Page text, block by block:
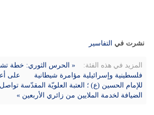
نشرت في التفاسیر
المزيد في هذه الفئة:
« الحرس الثوري: خطة
فلسطينية وإسرائيلية مؤامرة شيطانية
على
للإمام الحسين (ع) ؛ العتبة العلويّة المقدّسة
الضيافة لخدمة الملايين من زائري الأربعين »